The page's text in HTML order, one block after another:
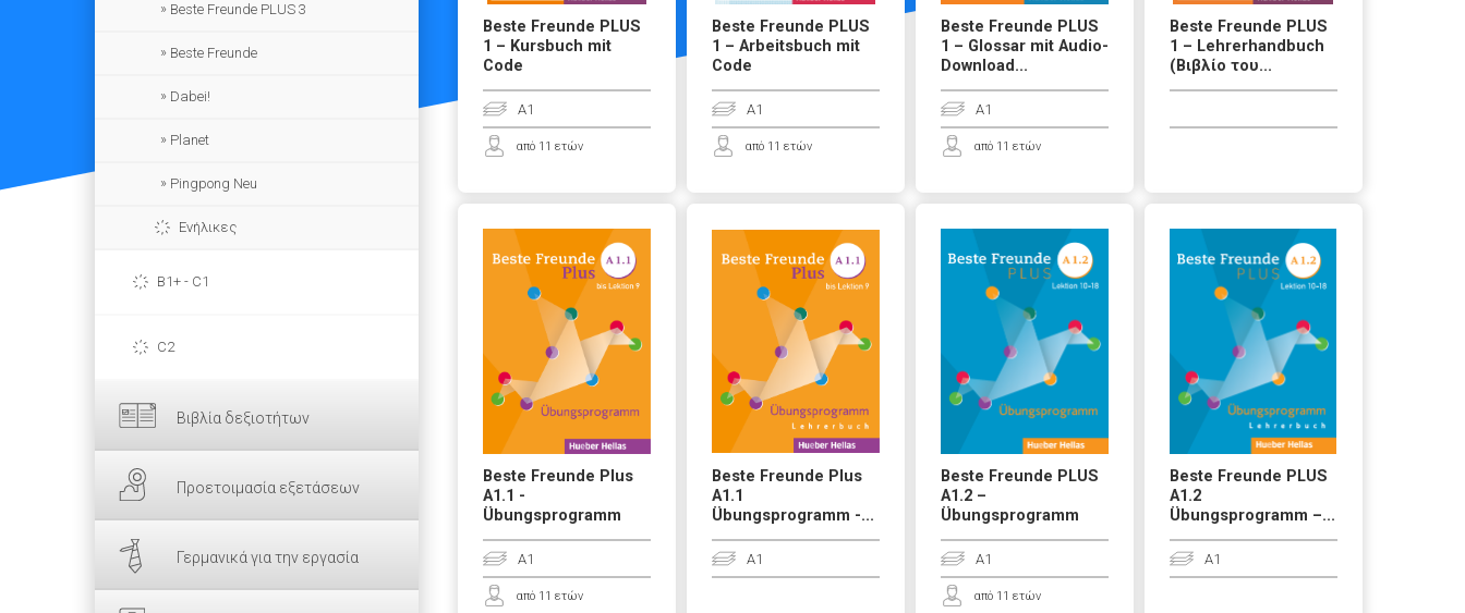
Beste Freunde PLUS 3
Beste Freunde
Dabei!
Planet
Pingpong Neu
Ενήλικες
B1+ - C1
C2
Βιβλία δεξιοτήτων
Προετοιμασία εξετάσεων
Γερμανικά για την εργασία
Beste Freunde PLUS
1 – Kursbuch mit
Code
A1
από 11 ετών
Beste Freunde PLUS
1 – Arbeitsbuch mit
Code
A1
από 11 ετών
Beste Freunde PLUS
1 – Glossar mit Audio-
Download...
A1
από 11 ετών
Beste Freunde PLUS
1 – Lehrerhandbuch
(Βιβλίο του...
Beste Freunde Plus
A1.1 -
Übungsprogramm
A1
από 11 ετών
Beste Freunde Plus
A1.1
Übungsprogramm -...
A1
Beste Freunde PLUS
A1.2 –
Übungsprogramm
A1
από 11 ετών
Beste Freunde PLUS
A1.2
Übungsprogramm –...
A1